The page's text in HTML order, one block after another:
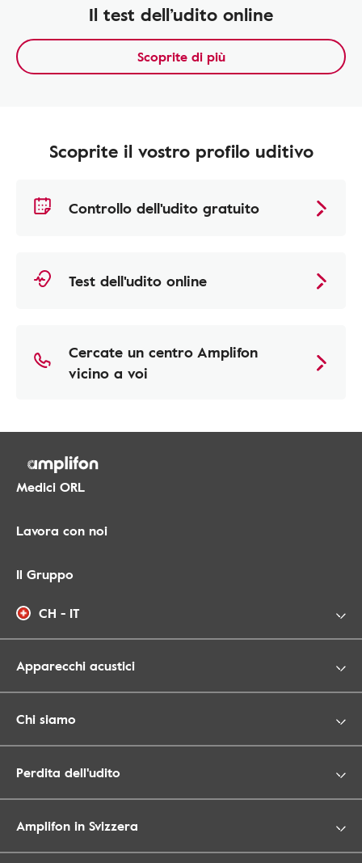
Il test dell’udito online
Scoprite di più
Scoprite il vostro profilo uditivo
Controllo dell'udito gratuito
Test dell'udito online
Cercate un centro Amplifon
vicino a voi
Medici ORL
Lavora con noi
Il Gruppo
CH - IT
Apparecchi acustici
Chi siamo
Perdita dell'udito
Amplifon in Svizzera